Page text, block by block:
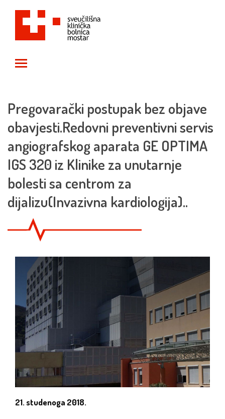
Pregovarački postupak bez objave
obavjesti.Redovni preventivni servis
angiografskog aparata GE OPTIMA
IGS 320 iz Klinike za unutarnje
bolesti sa centrom za
dijalizu(Invazivna kardiologija)..
21. studenoga 2018.